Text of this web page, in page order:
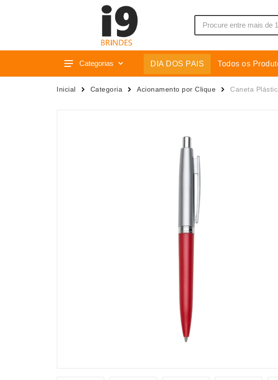
Categorias
Acessórios p/ Celular
Caixas de Som
Carregadores
Casa
DIA DOS PAIS Todos os
Inicial Categoria Acionamento por Clique Caneta